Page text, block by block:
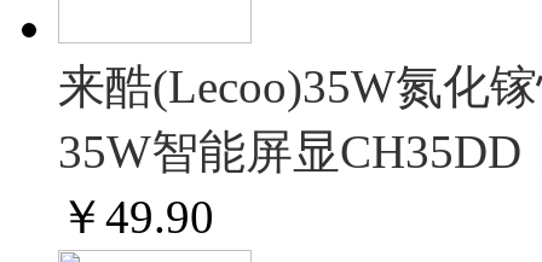
来酷(Lecoo)35W氮化
35W智能屏显
￥49.90